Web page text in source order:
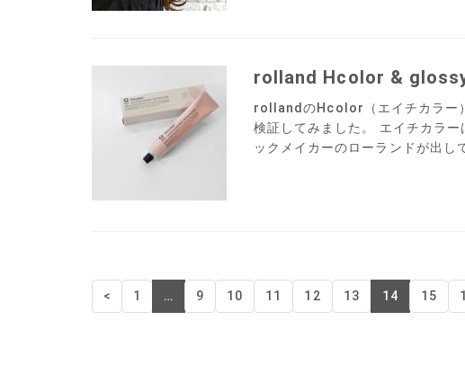
rolland Hcolor &
rollandのHcolor（エイチカラー
検証してみました。 エイチカラ
ックメイカーのローランドが出し
< 1 … 9 10 11 12 13 14 15